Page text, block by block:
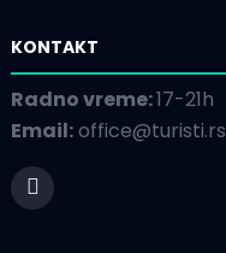
KONTAKT
Radno vreme:17-21h
Email:office@turisti.rs